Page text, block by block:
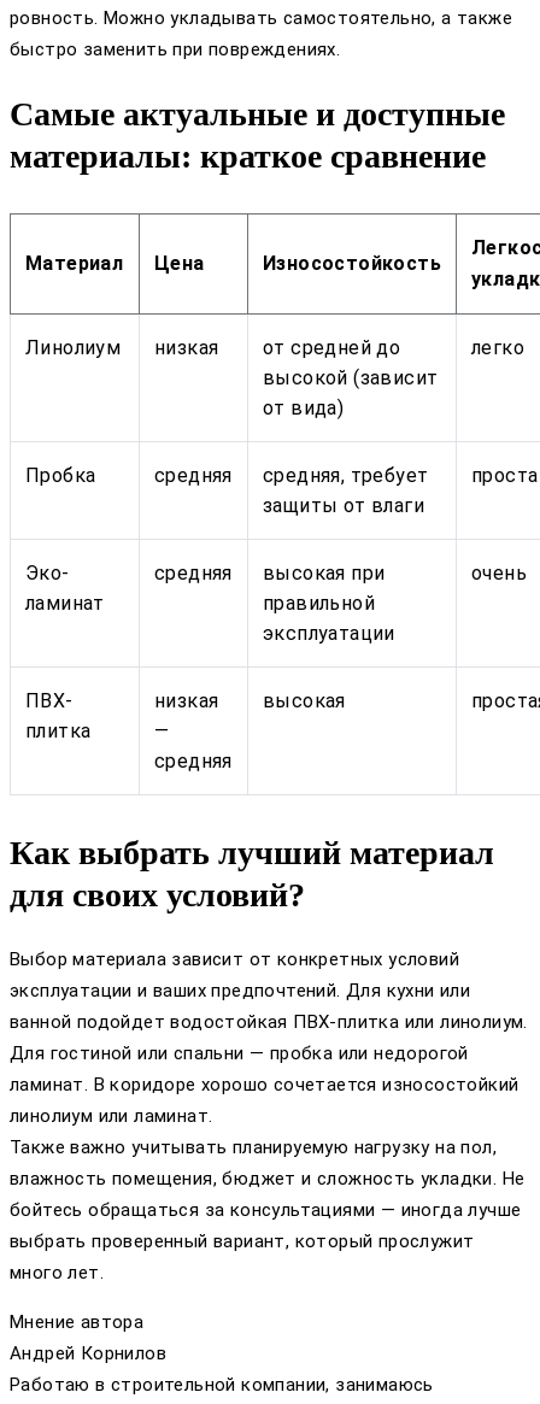
ровность. Можно укладывать самостоятельно, а также
быстро заменить при повреждениях.
Самые актуальные и доступные
материалы: краткое сравнение
Материал Цена Износостойкость
Линолиум низкая
от средней до
высокой (зависит
от вида)
легко
Пробка средняя
средняя, требует
защиты от влаги
проста
Эко-
ламинат
средняя
высокая при
правильной
эксплуатации
очень
ПВХ-
плитка
низкая
—
средняя
высокая
Как выбрать лучший материал
для своих условий?
Выбор материала зависит от конкретных условий
эксплуатации и ваших предпочтений. Для кухни или
ванной подойдет водостойкая ПВХ-плитка или линолиум.
Для гостиной или спальни — пробка или недорогой
ламинат. В коридоре хорошо сочетается износостойкий
линолиум или ламинат.
Также важно учитывать планируемую нагрузку на пол,
влажность помещения, бюджет и сложность укладки. Не
бойтесь обращаться за консультациями — иногда лучше
выбрать проверенный вариант, который прослужит
много лет.
Мнение автора
Андрей Корнилов
Работаю в строительной компании, занимаюсь